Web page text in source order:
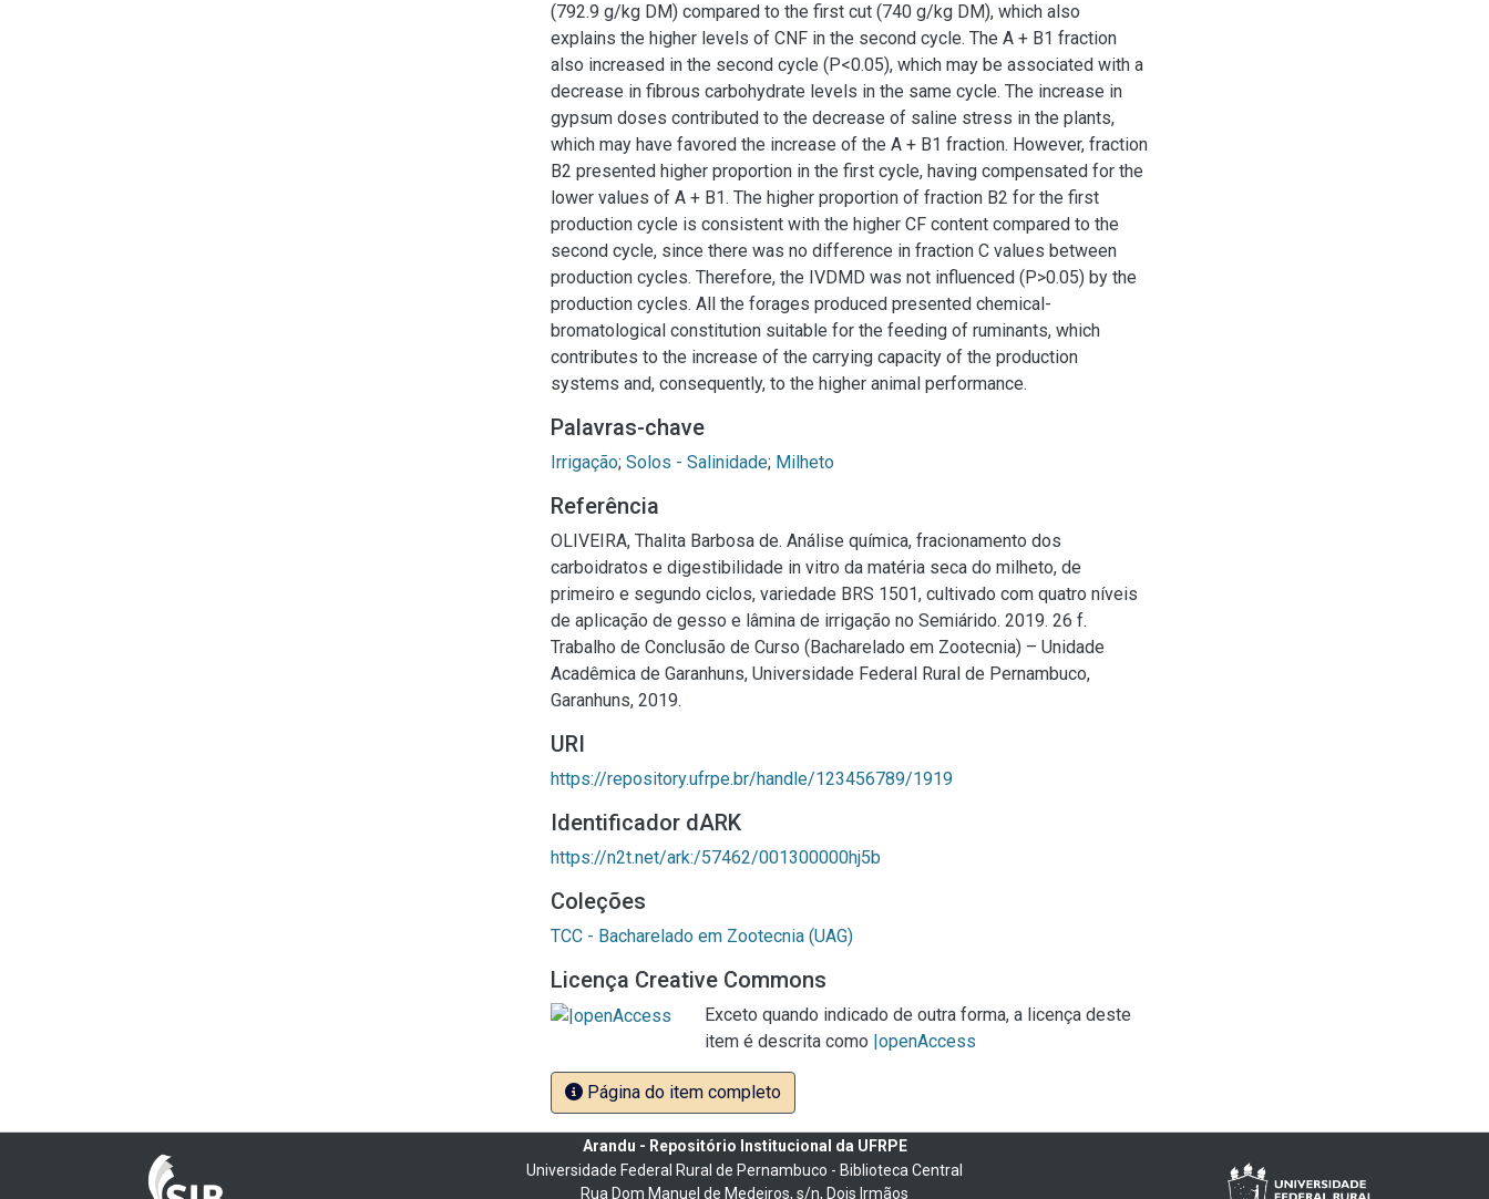
(792.9 g/kg DM) compared to the first cut (740 g/kg DM), which also
explains the higher levels of CNF in the second cycle. The A + B1 fraction
also increased in the second cycle (P<0.05), which may be associated with a
decrease in fibrous carbohydrate levels in the same cycle. The increase in
gypsum doses contributed to the decrease of saline stress in the plants,
which may have favored the increase of the A + B1 fraction. However, fraction
B2 presented higher proportion in the first cycle, having compensated for the
lower values of A + B1. The higher proportion of fraction B2 for the first
production cycle is consistent with the higher CF content compared to the
second cycle, since there was no difference in fraction C values between
production cycles. Therefore, the IVDMD was not influenced (P>0.05) by the
production cycles. All the forages produced presented chemical-
bromatological constitution suitable for the feeding of ruminants, which
contributes to the increase of the carrying capacity of the production
systems and, consequently, to the higher animal performance.
Palavras-chave
Irrigação; Solos - Salinidade; Milheto
Referência
OLIVEIRA, Thalita Barbosa de. Análise química, fracionamento dos
carboidratos e digestibilidade in vitro da matéria seca do milheto, de
primeiro e segundo ciclos, variedade BRS 1501, cultivado com quatro níveis
de aplicação de gesso e lâmina de irrigação no Semiárido. 2019. 26 f.
Trabalho de Conclusão de Curso (Bacharelado em Zootecnia) – Unidade
Acadêmica de Garanhuns, Universidade Federal Rural de Pernambuco,
Garanhuns, 2019.
URI
https://repository.ufrpe.br/handle/123456789/1919
Identificador dARK
https://n2t.net/ark:/57462/001300000hj5b
Coleções
TCC - Bacharelado em Zootecnia (UAG)
Licença Creative Commons
Exceto quando indicado de outra forma, a licença deste
item é descrita como |openAccess
Página do item completo
Arandu - Repositório Institucional da UFRPE
Universidade Federal Rural de Pernambuco - Biblioteca Central
Rua Dom Manuel de Medeiros, s/n, Dois Irmãos